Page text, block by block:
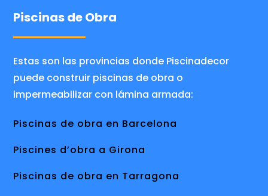
Piscinas de Obra
Estas son las provincias donde Piscinadecor
puede construir piscinas de obra o
impermeabilizar con lámina armada:
Piscinas de obra en Barcelona
Piscines d’obra a Girona
Piscinas de obra en Tarragona